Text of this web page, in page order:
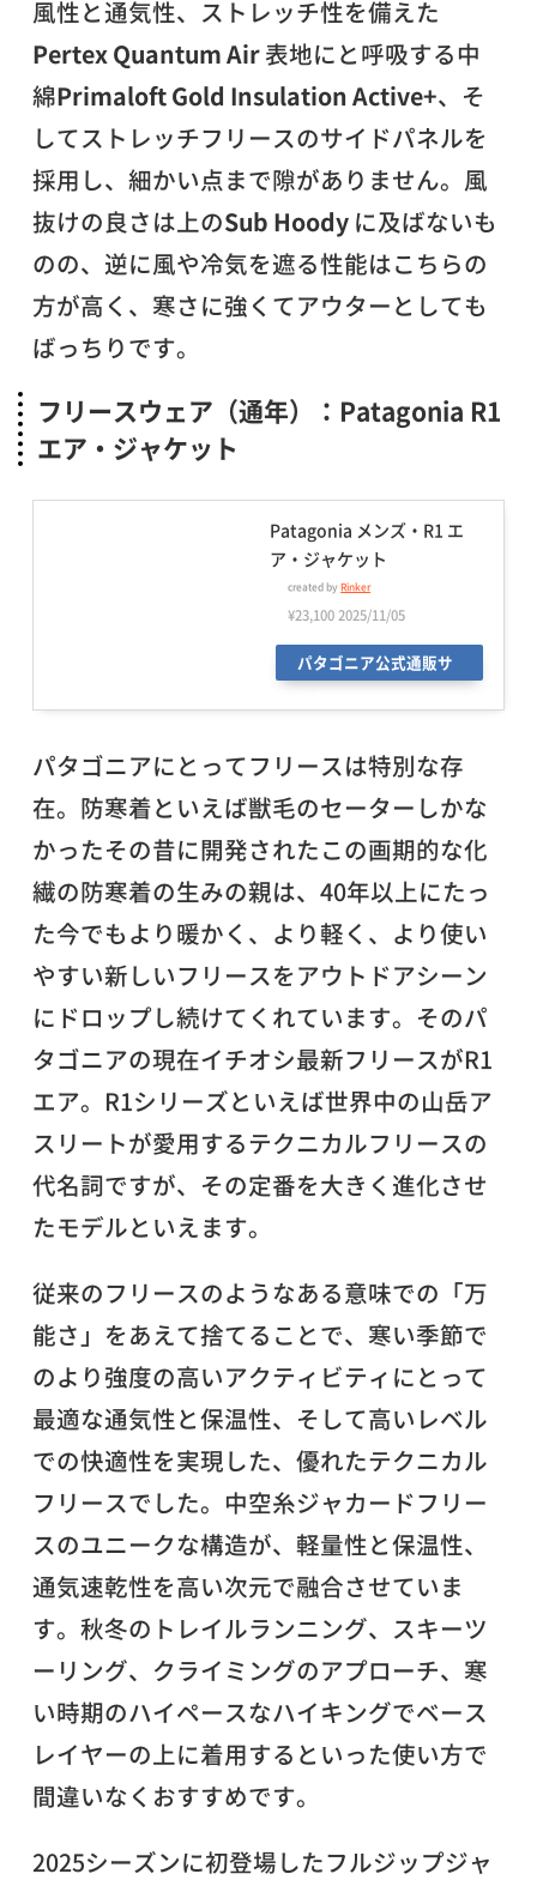
風性と通気性、ストレッチ性を備えた
Pertex Quantum Air表地にと呼吸する中
綿Primaloft Gold Insulation Active+、そ
してストレッチフリースのサイドパネルを
採用し、細かい点まで隙がありません。風
抜けの良さは上のSub Hoody に及ばないも
のの、逆に風や冷気を遮る性能はこちらの
方が高く、寒さに強くてアウターとしても
ばっちりです。
フリースウェア（通年）：Patagonia R1
エア・ジャケット
Patagonia メンズ・R1 エ
ア・ジャケット
created byRinker
¥23,1002025/11/05
パタゴニア公式通販サ
パタゴニアにとってフリースは特別な存
在。防寒着といえば獣毛のセーターしかな
かったその昔に開発されたこの画期的な化
繊の防寒着の生みの親は、40年以上にたっ
た今でもより暖かく、より軽く、より使い
やすい新しいフリースをアウトドアシーン
にドロップし続けてくれています。そのパ
タゴニアの現在イチオシ最新フリースがR1
エア。R1シリーズといえば世界中の山岳ア
スリートが愛用するテクニカルフリースの
代名詞ですが、その定番を大きく進化させ
たモデルといえます。
従来のフリースのようなある意味での「万
能さ」をあえて捨てることで、寒い季節で
のより強度の高いアクティビティにとって
最適な通気性と保温性、そして高いレベル
での快適性を実現した、優れたテクニカル
フリースでした。中空糸ジャカードフリー
スのユニークな構造が、軽量性と保温性、
通気速乾性を高い次元で融合させていま
す。秋冬のトレイルランニング、スキーツ
ーリング、クライミングのアプローチ、寒
い時期のハイペースなハイキングでベース
レイヤーの上に着用するといった使い方で
間違いなくおすすめです。
2025シーズンに初登場したフルジップジャ